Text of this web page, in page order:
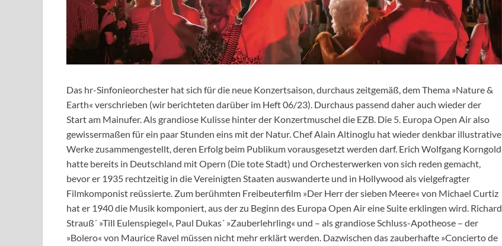
Das hr-Sinfonieorchester hat sich für die neue Konzertsaison, durchaus zeitgemäß, dem Thema »Nature &
Earth« verschrieben (wir berichteten darüber im Heft 06/23). Durchaus passend daher auch wieder der
Start am Mainufer. Als grandiose Kulisse hinter der Konzertmuschel die EZB. Die 5. Europa Open Air also
gewissermaßen für ein paar Stunden eins mit der Natur. Chef Alain Altinoglu hat wieder denkbar illustrative
Werke zusammengestellt, deren Erfolg beim Publikum vorausgesetzt werden darf. Erich Wolfgang Korngold
hatte bereits in Deutschland mit Opern (Die tote Stadt) und Orchesterwerken von sich reden gemacht,
bevor er 1935 rechtzeitig in die Vereinigten Staaten auswanderte und in Hollywood als vielgefragter
Filmkomponist reüssierte. Zum berühmten Freibeuterfilm »Der Herr der sieben Meere« von Michael Curtiz
hat er 1940 die Musik komponiert, aus der zu Beginn des Europa Open Air eine Suite erklingen wird. Richard
Strauß´ »Till Eulenspiegel«, Paul Dukas´ »Zauberlehrling« und – als grandiose Schluss-Apotheose – der
»Bolero« von Maurice Ravel müssen nicht mehr erklärt werden. Dazwischen das zauberhafte »Concierto de